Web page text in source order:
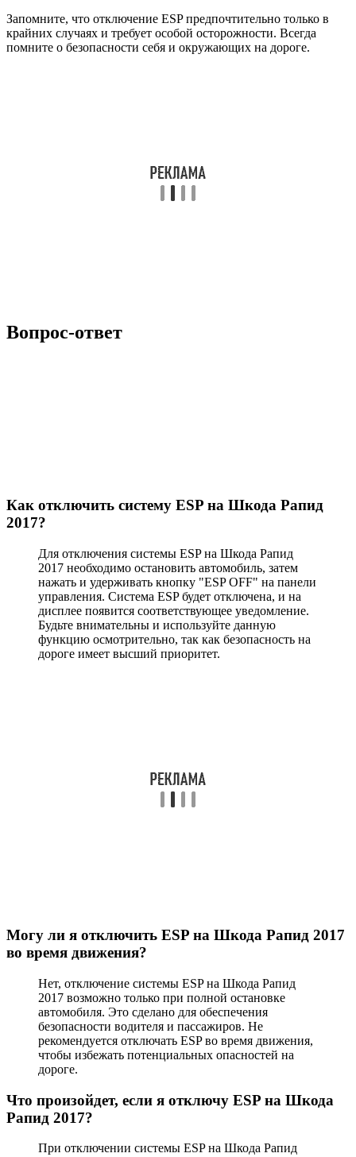
Запомните, что отключение ESP предпочтительно только в
крайних случаях и требует особой осторожности. Всегда
помните о безопасности себя и окружающих на дороге.
Вопрос-ответ
Как отключить систему ESP на Шкода Рапид
2017?
Для отключения системы ESP на Шкода Рапид
2017 необходимо остановить автомобиль, затем
нажать и удерживать кнопку "ESP OFF" на панели
управления. Система ESP будет отключена, и на
дисплее появится соответствующее уведомление.
Будьте внимательны и используйте данную
функцию осмотрительно, так как безопасность на
дороге имеет высший приоритет.
Могу ли я отключить ESP на Шкода Рапид 2017
во время движения?
Нет, отключение системы ESP на Шкода Рапид
2017 возможно только при полной остановке
автомобиля. Это сделано для обеспечения
безопасности водителя и пассажиров. Не
рекомендуется отключать ESP во время движения,
чтобы избежать потенциальных опасностей на
дороге.
Что произойдет, если я отключу ESP на Шкода
Рапид 2017?
При отключении системы ESP на Шкода Рапид